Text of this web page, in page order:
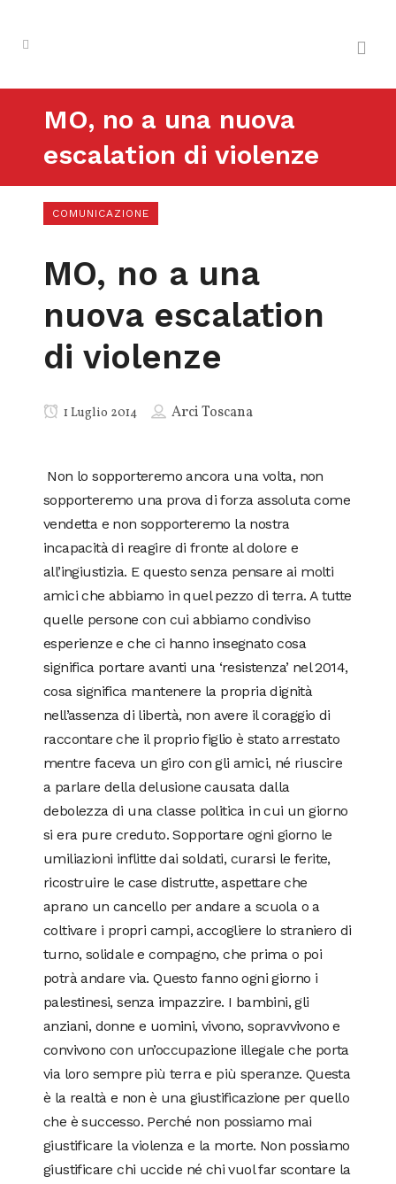
MO, no a una nuova
escalation di violenze
COMUNICAZIONE
MO, no a una
nuova escalation
di violenze
1 Luglio 2014 Arci Toscana
Non lo sopporteremo ancora una volta, non
sopporteremo una prova di forza assoluta come
vendetta e non sopporteremo la nostra
incapacità di reagire di fronte al dolore e
all’ingiustizia. E questo senza pensare ai molti
amici che abbiamo in quel pezzo di terra. A tutte
quelle persone con cui abbiamo condiviso
esperienze e che ci hanno insegnato cosa
significa portare avanti una ‘resistenza’ nel 2014,
cosa significa mantenere la propria dignità
nell’assenza di libertà, non avere il coraggio di
raccontare che il proprio figlio è stato arrestato
mentre faceva un giro con gli amici, né riuscire
a parlare della delusione causata dalla
debolezza di una classe politica in cui un giorno
si era pure creduto. Sopportare ogni giorno le
umiliazioni inflitte dai soldati, curarsi le ferite,
ricostruire le case distrutte, aspettare che
aprano un cancello per andare a scuola o a
coltivare i propri campi, accogliere lo straniero di
turno, solidale e compagno, che prima o poi
potrà andare via. Questo fanno ogni giorno i
palestinesi, senza impazzire. I bambini, gli
anziani, donne e uomini, vivono, sopravvivono e
convivono con un’occupazione illegale che porta
via loro sempre più terra e più speranze. Questa
è la realtà e non è una giustificazione per quello
che è successo. Perché non possiamo mai
giustificare la violenza e la morte. Non possiamo
giustificare chi uccide né chi vuol far scontare la